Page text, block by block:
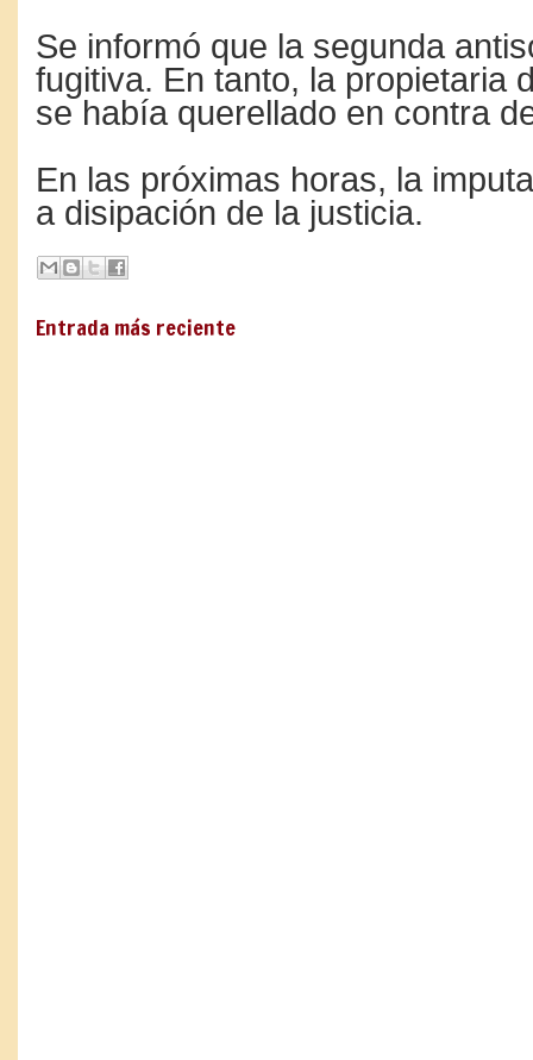
Se informó que la segunda
fugitiva. En tanto, la propietaria
se había querellado en contra
En las próximas horas, la
a disipación de la justicia.
Entrada más reciente